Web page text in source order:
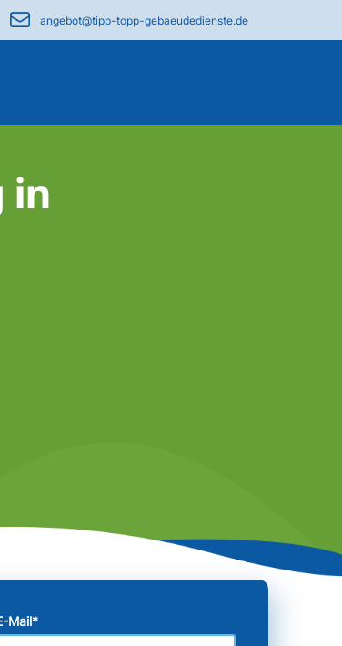
angebot@tipp-topp-gebaeudedienste.de
in
Mail*